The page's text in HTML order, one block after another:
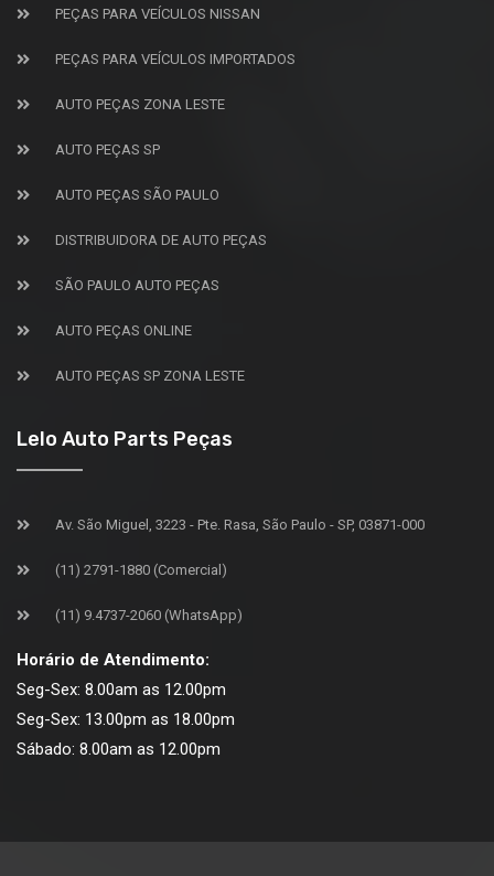
PEÇAS PARA VEÍCULOS NISSAN
PEÇAS PARA VEÍCULOS IMPORTADOS
AUTO PEÇAS ZONA LESTE
AUTO PEÇAS SP
AUTO PEÇAS SÃO PAULO
DISTRIBUIDORA DE AUTO PEÇAS
SÃO PAULO AUTO PEÇAS
AUTO PEÇAS ONLINE
AUTO PEÇAS SP ZONA LESTE
Lelo Auto Parts Peças
Av. São Miguel, 3223 - Pte. Rasa, São Paulo - SP, 03871-000
(11) 2791-1880 (Comercial)
(11) 9.4737-2060 (WhatsApp)
Horário de Atendimento:
Seg-Sex: 8.00am as 12.00pm
Seg-Sex: 13.00pm as 18.00pm
Sábado: 8.00am as 12.00pm